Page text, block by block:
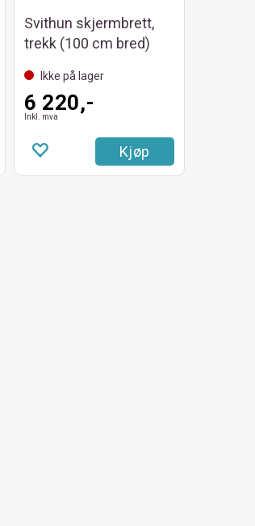
Svithun skjermbrett,
trekk (100 cm bred)
Ikke på lager
6 220,-
Inkl. mva
Kjøp